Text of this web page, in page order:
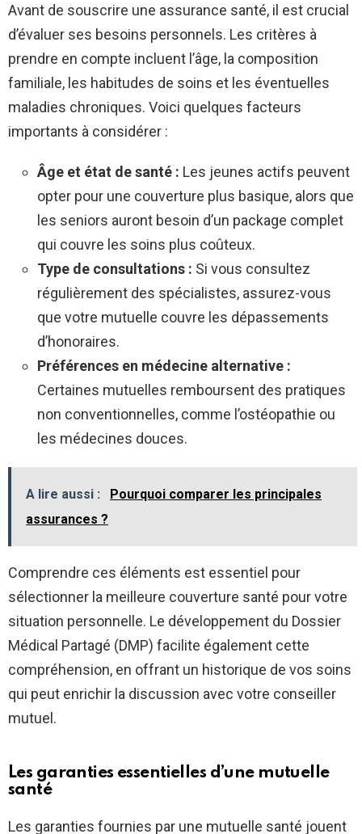
Avant de souscrire une assurance santé, il est crucial
d’évaluer ses besoins personnels. Les critères à
prendre en compte incluent l’âge, la composition
familiale, les habitudes de soins et les éventuelles
maladies chroniques. Voici quelques facteurs
importants à considérer :
Âge et état de santé : Les jeunes actifs peuvent
opter pour une couverture plus basique, alors que
les seniors auront besoin d’un package complet
qui couvre les soins plus coûteux.
Type de consultations : Si vous consultez
régulièrement des spécialistes, assurez-vous
que votre mutuelle couvre les dépassements
d’honoraires.
Préférences en médecine alternative :
Certaines mutuelles remboursent des pratiques
non conventionnelles, comme l’ostéopathie ou
les médecines douces.
A lire aussi :
Pourquoi comparer les principales
assurances ?
Comprendre ces éléments est essentiel pour
sélectionner la meilleure couverture santé pour votre
situation personnelle. Le développement du Dossier
Médical Partagé (DMP) facilite également cette
compréhension, en offrant un historique de vos soins
qui peut enrichir la discussion avec votre conseiller
mutuel.
Les garanties essentielles d’une mutuelle
santé
Les garanties fournies par une mutuelle santé jouent